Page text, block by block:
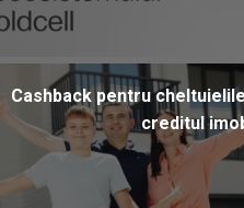
Cashback pentru
creditul